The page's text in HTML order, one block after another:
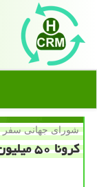
شورای جهانی سفر
كرونا ۵۰ میلیون شغل را در خطر نابودی قرار می دهد